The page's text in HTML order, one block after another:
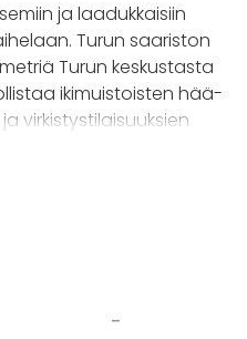
ja laadukkaisiin
Turun saariston
Turun keskustasta
ikimuistoisten hää-
virkistystilaisuuksien
myös ystävien ja
ruoasta ja
-